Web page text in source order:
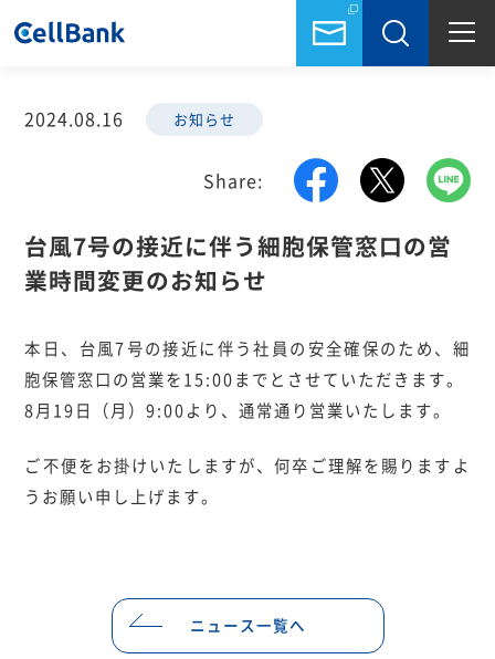
2024.08.16 お知らせ
Share:
台風7号の接近に伴う細胞保管窓口の営
業時間変更のお知らせ
本日、台風7号の接近に伴う社員の安全確保のため、細
胞保管窓口の営業を15:00までとさせていただきます。
8月19日（月）9:00より、通常通り営業いたします。
ご不便をお掛けいたしますが、何卒ご理解を賜りますよ
うお願い申し上げます。
ニュース一覧へ